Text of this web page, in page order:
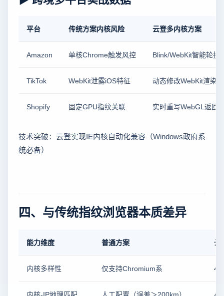
平台 传统方案内核风险 云登多内核方案
Amazon 单核Chrome触发风控 Blink/WebKit智能轮换
TikTok WebKit泄露iOS特征 动态修改WebKit渲染
Shopify 固定GPU指纹关联 实时重写WebGL返回
技术突破：云登实现IE内核自动化兼容（Windows政府系
统必备）
四、与传统指纹浏览器本质差异
能力维度 普通方案 云
内核多样性 仅支持Chromium系 4